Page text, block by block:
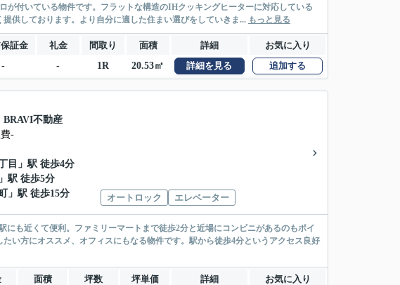
が付いている物件です。フラットな構造のIHクッキングヒーターに対応している
供しております。より自分に適した住まい選びをしていきま... もっと見る
証金 礼金 間取り 面積 詳細
お気に入り
- - 1R 20.53㎡ 詳細を見る 追加する
不動産
-
目 」駅 徒歩4分
」駅 徒歩5分
」駅 徒歩15分 オートロック エレベーター
近くて便利。ファミリーマートまで徒歩2分と近場にコンビニがあるのもポイ
い方にオススメ、オフィスにもなる物件です。駅から徒歩4分というアクセス良好
面積 坪数 坪単価 詳細 お気に入り